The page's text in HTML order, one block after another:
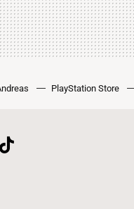
PlayStation Store